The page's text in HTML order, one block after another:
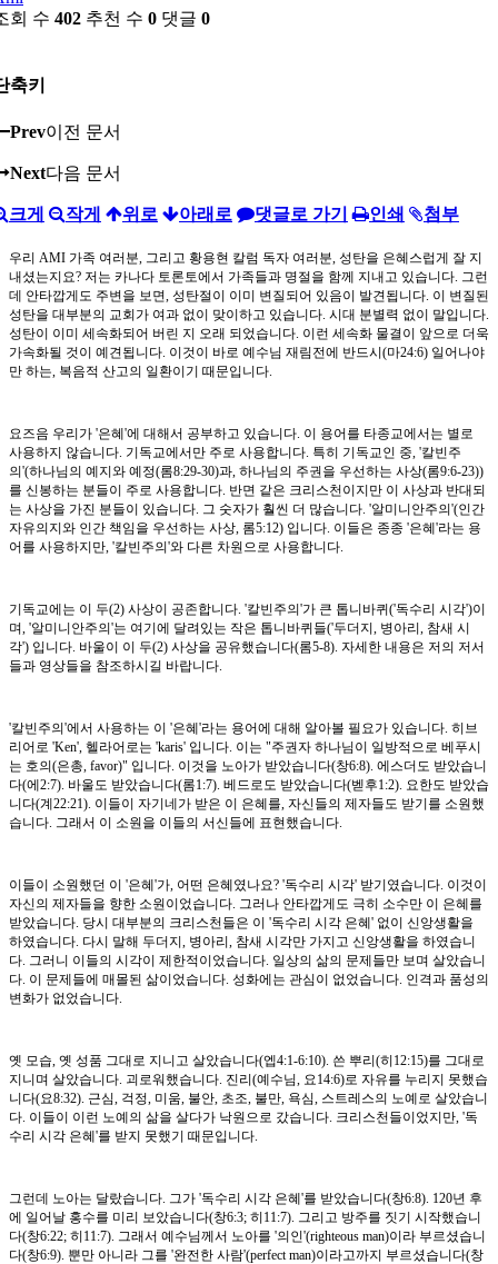
회 수 402 추천 수 0 댓글 0
축키
Prev이전 문서
Next다음 문서
크게 작게 위로 아래로 댓글로 가기 인쇄 첨부
우리 AMI 가족 여러분, 그리고 황용현 칼럼 독자 여러분, 성탄을 은혜스럽게 잘 지
내셨는지요? 저는 카나다 토론토에서 가족들과 명절을 함께 지내고 있습니다. 그런
데 안타깝게도 주변을 보면, 성탄절이 이미 변질되어 있음이 발견됩니다. 이 변질된
성탄을 대부분의 교회가 여과 없이 맞이하고 있습니다. 시대 분별력 없이 말입니다.
성탄이 이미 세속화되어 버린 지 오래 되었습니다. 이런 세속화 물결이 앞으로 더욱
가속화될 것이 예견됩니다. 이것이 바로 예수님 재림전에 반드시(마24:6) 일어나야
만 하는, 복음적 산고의 일환이기 때문입니다.
요즈음 우리가 '은혜'에 대해서 공부하고 있습니다. 이 용어를 타종교에서는 별로
사용하지 않습니다. 기독교에서만 주로 사용합니다. 특히 기독교인 중, '칼빈주
의'(하나님의 예지와 예정(롬8:29-30)과, 하나님의 주권을 우선하는 사상(롬9:6-23))
를 신봉하는 분들이 주로 사용합니다. 반면 같은 크리스천이지만 이 사상과 반대되
는 사상을 가진 분들이 있습니다. 그 숫자가 훨씬 더 많습니다. '알미니안주의'(인간
자유의지와 인간 책임을 우선하는 사상, 롬5:12) 입니다. 이들은 종종 '은혜'라는 용
어를 사용하지만, '칼빈주의'와 다른 차원으로 사용합니다.
기독교에는 이 두(2) 사상이 공존합니다. '칼빈주의'가 큰 톱니바퀴('독수리 시각')이
며, '알미니안주의'는 여기에 달려있는 작은 톱니바퀴들('두더지, 병아리, 참새 시
각') 입니다. 바울이 이 두(2) 사상을 공유했습니다(롬5-8). 자세한 내용은 저의 저서
들과 영상들을 참조하시길 바랍니다.
'칼빈주의'에서 사용하는 이 '은혜'라는 용어에 대해 알아볼 필요가 있습니다. 히브
리어로 'Ken', 헬라어로는 'karis' 입니다. 이는 "주권자 하나님이 일방적으로 베푸시
는 호의(은총, favor)" 입니다. 이것을 노아가 받았습니다(창6:8). 에스더도 받았습니
다(에2:7). 바울도 받았습니다(롬1:7). 베드로도 받았습니다(벧후1:2). 요한도 받았습
니다(계22:21). 이들이 자기네가 받은 이 은혜를, 자신들의 제자들도 받기를 소원했
습니다. 그래서 이 소원을 이들의 서신들에 표현했습니다.
이들이 소원했던 이 '은혜'가, 어떤 은혜였나요? '독수리 시각' 받기였습니다. 이것이
자신의 제자들을 향한 소원이었습니다. 그러나 안타깝게도 극히 소수만 이 은혜를
받았습니다. 당시 대부분의 크리스천들은 이 '독수리 시각 은혜' 없이 신앙생활을
하였습니다. 다시 말해 두더지, 병아리, 참새 시각만 가지고 신앙생활을 하였습니
다. 그러니 이들의 시각이 제한적이었습니다. 일상의 삶의 문제들만 보며 살았습니
다. 이 문제들에 매몰된 삶이었습니다. 성화에는 관심이 없었습니다. 인격과 품성의
변화가 없었습니다.
옛 모습, 옛 성품 그대로 지니고 살았습니다(엡4:1-6:10). 쓴 뿌리(히12:15)를 그대로
지니며 살았습니다. 괴로워했습니다. 진리(예수님, 요14:6)로 자유를 누리지 못했습
니다(요8:32). 근심, 걱정, 미움, 불안, 초조, 불만, 욕심, 스트레스의 노예로 살았습니
다. 이들이 이런 노예의 삶을 살다가 낙원으로 갔습니다. 크리스천들이었지만, '독
수리 시각 은혜'를 받지 못했기 때문입니다.
그런데 노아는 달랐습니다. 그가 '독수리 시각 은혜'를 받았습니다(창6:8). 120년 후
에 일어날 홍수를 미리 보았습니다(창6:3; 히11:7). 그리고 방주를 짓기 시작했습니
다(창6:22; 히11:7). 그래서 예수님께서 노아를 '의인'(righteous man)이라 부르셨습니
다(창6:9). 뿐만 아니라 그를 '완전한 사람'(perfect man)이라고까지 부르셨습니다(창